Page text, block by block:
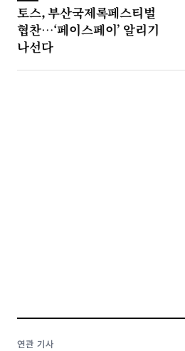
토스, 부산국제록페스티벌
협찬…‘페이스페이’ 알리기
나선다
연관 기사